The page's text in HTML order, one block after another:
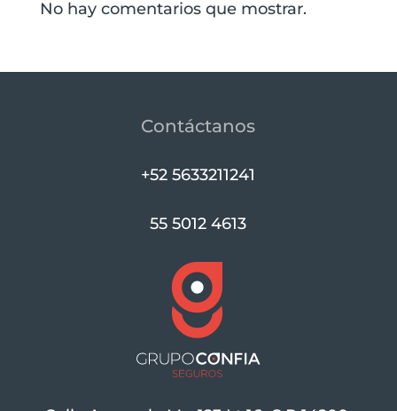
No hay comentarios que mostrar.
Contáctanos
+52 5633211241
55 5012 4613